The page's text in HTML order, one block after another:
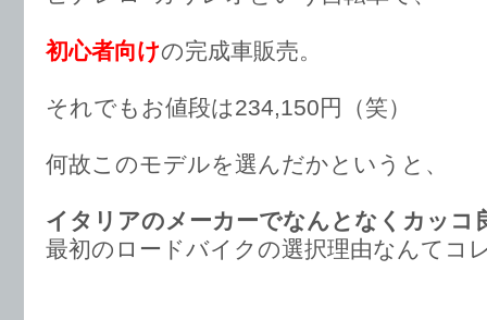
初心者向けの完成車販売。
それでもお値段は234,150円（笑）
何故このモデルを選んだかというと、
イタリアのメーカーでなんとなくカッコ
最初のロードバイクの選択理由なんてコ